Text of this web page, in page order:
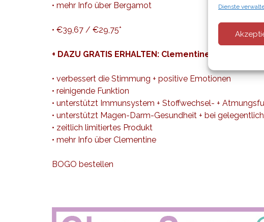
Dienste
• mehr Info über Bergamot
• €39,67 / €29,75*
+ DAZU GRATIS ERHALTEN: Clementine • 15ml
• verbessert die Stimmung + positive Emotionen
• reinigende Funktion
• unterstützt Immunsystem + Stoffwechsel- +
• unterstützt Magen-Darm-Gesundheit + bei
• zeitlich limitiertes Produkt
• mehr Info über Clementine
BOGO bestellen